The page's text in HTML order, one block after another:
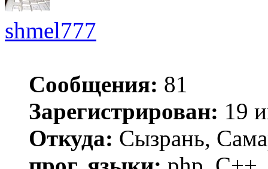
shmel777
Сообщения: 81
Зарегистрирован: 19
Откуда: Сызрань,